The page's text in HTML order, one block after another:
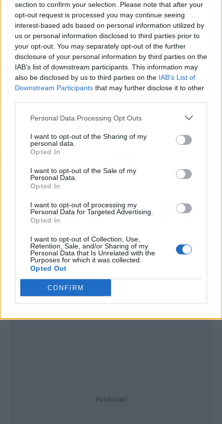
section to confirm your selection. Please note that after your
opt-out request is processed you may continue seeing
interest-based ads based on personal information utilized by
us or personal information disclosed to third parties prior to
your opt-out. You may separately opt-out of the further
disclosure of your personal information by third parties on the
IAB’s list of downstream participants. This information may
also be disclosed by us to third parties on the IAB’s List of
Downstream Participants that may further disclose it to other
Personal Data Processing Opt Outs
I want to opt-out of the Sharing of my
personal data.
Opted In
I want to opt-out of the Sale of my
Personal Data.
Opted In
I want to opt-out of processing my
Personal Data for Targeted Advertising.
Opted In
I want to opt-out of Collection, Use,
Retention, Sale, and/or Sharing of my
Personal Data that Is Unrelated with the
Purposes for which it was collected.
Opted Out
CONFIRM
Exprés se accede a productos de alta calidad
de las mejores marcas del mercado. Los
clientes pueden disfrutar de precios
competitivos y ofertas exclusivas al realizar sus
compras en línea, respaldadas por un sistema
de pago seguro desde la web. Hiper Exprés es
un centro comercialonlineque está liderando
la revolución de las compras en línea, con su
Artículo anterior
En qué se diferencian el
firma digital
Artículo siguiente
comisiones bancarias
Publicidad